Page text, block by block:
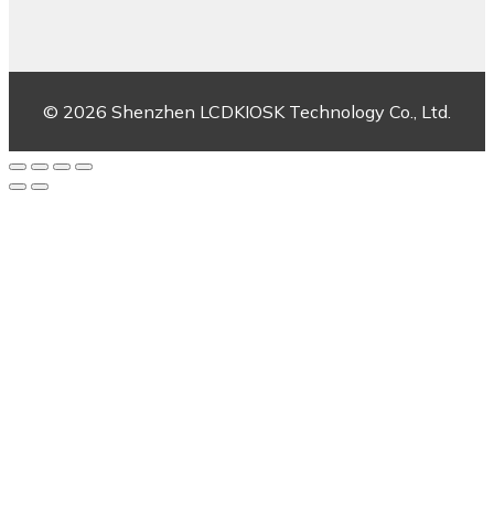
© 2026 Shenzhen LCDKIOSK Technology Co., Ltd.